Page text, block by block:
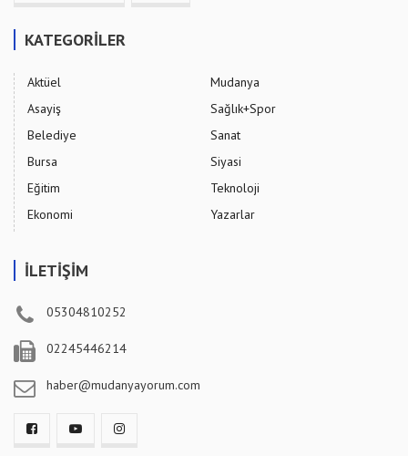
KATEGORİLER
Aktüel
Asayiş
Belediye
Bursa
Eğitim
Ekonomi
Mudanya
Sağlık+Spor
Sanat
Siyasi
Teknoloji
Yazarlar
İLETİŞİM
05304810252
02245446214
haber@mudanyayorum.com